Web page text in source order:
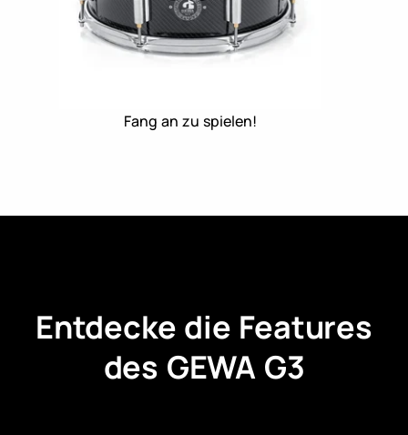
Fang an zu spielen!
Entdecke die Features
des GEWA G3